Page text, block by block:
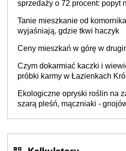
sprzedaży o 72 procent: popyt
Tanie mieszkanie od
wyjaśniają, gdzie tkwi haczyk
Ceny mieszkań w górę w
Czym dokarmiać kaczki i
próbki karmy w Łazienkach
Ekologiczne opryski roślin na
szarą pleśń, mączniaki -